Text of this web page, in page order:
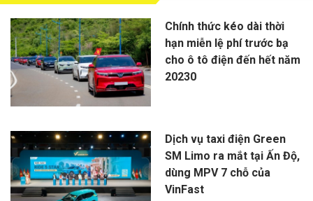
Chính thức kéo dài thời
hạn miễn lệ phí trước bạ
cho ô tô điện đến hết năm
20230
Dịch vụ taxi điện Green
SM Limo ra mắt tại Ấn Độ,
dùng MPV 7 chỗ của
VinFast